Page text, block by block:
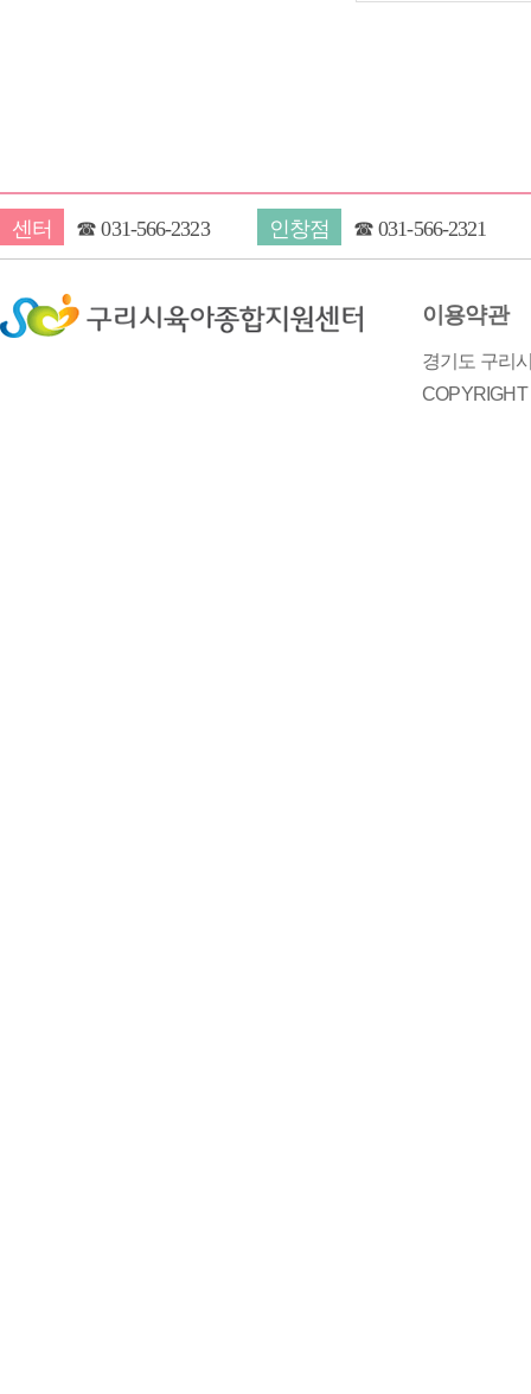
센터 ☎031-566-2323 인창점 ☎031-566-2321
이용약관
경기도 구리